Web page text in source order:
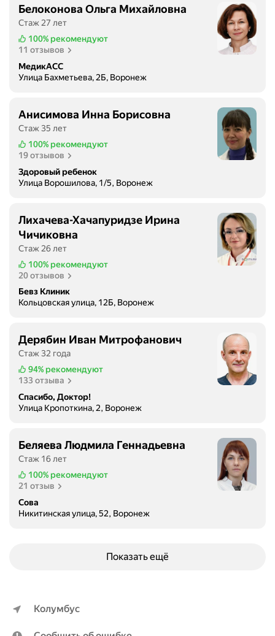
Белоконова Ольга Михайловна
Стаж 27 лет
100% рекомендуют
11 отзывов
МедикАСС
Улица Бахметьева, 2Б, Воронеж
Анисимова Инна Борисовна
Стаж 35 лет
100% рекомендуют
19 отзывов
Здоровый ребенок
Улица Ворошилова, 1/5, Воронеж
Лихачева-Хачапуридзе Ирина
Чичиковна
Стаж 26 лет
100% рекомендуют
20 отзывов
Бевз Клиник
Кольцовская улица, 12Б, Воронеж
Дерябин Иван Митрофанович
Стаж 32 года
94% рекомендуют
133 отзыва
Спасибо, Доктор!
Улица Кропоткина, 2, Воронеж
Беляева Людмила Геннадьевна
Стаж 16 лет
100% рекомендуют
21 отзыв
Сова
Никитинская улица, 52, Воронеж
Показать ещё
Колумбус